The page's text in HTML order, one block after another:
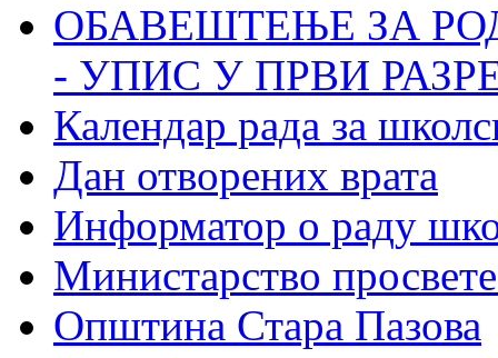
ОБАВЕШТЕЊЕ ЗА
- УПИС У ПРВИ
Календар рада за
Дан отворених врата
Информатор о раду
Министарство
Општина Стара Пазова